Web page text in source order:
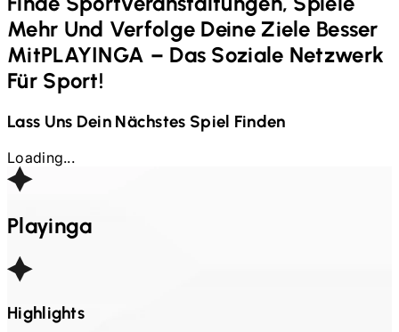
Mehr Und Verfolge Deine Ziele Besser
MitPLAYINGA – Das Soziale Netzwerk
Für Sport!
Lass Uns Dein Nächstes Spiel Finden
Loading...
Playinga
Highlights